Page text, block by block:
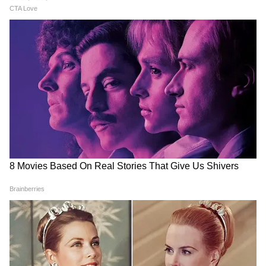
FIFA World Cup 2026:
বিশ্বকাপে গোল করেছে ৪৭টি
দেশ, এখনও খাতা খুলতে পারেনি
মাত্র একটি দেশ!
Argentina World Cup 2026:
জর্ডনের বিরুদ্ধে প্রথম একাদশে
নেই মেসি! রাউন্ড অফ ৩২-তে
আর্জেন্টিনার প্রতিপক্ষ কারা?